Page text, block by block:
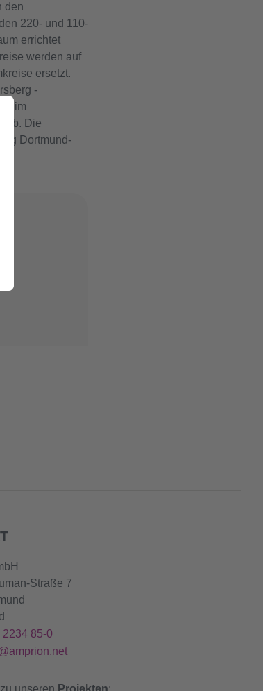
den
220- und 110-
errichtet
werden auf
ersetzt.
-
im
Die
Dortmund-
Straße 7
2234 85-0
unseren Projekten: